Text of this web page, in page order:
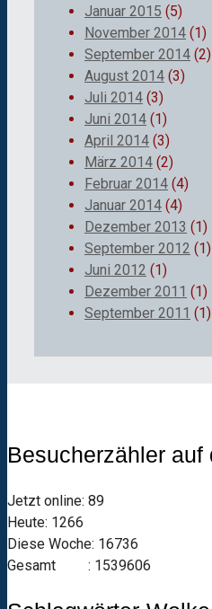
Januar 2015 (5)
November 2014 (1)
September 2014 (2)
August 2014 (3)
Juli 2014 (3)
Juni 2014 (1)
April 2014 (3)
März 2014 (2)
Februar 2014 (4)
Januar 2014 (4)
Dezember 2013 (1)
September 2012 (1)
Juni 2012 (1)
Dezember 2011 (1)
September 2011 (1)
Besucherzähler auf
Jetzt online: 89
Heute: 1266
Diese Woche: 16736
Gesamt : 1539606